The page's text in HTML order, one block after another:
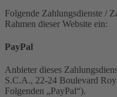
Folgende Zahlungsdienste /
Rahmen dieser Website ein:
PayPal
Anbieter dieses
S.C.A., 22-24 Boulevard
Folgenden „PayPal“).